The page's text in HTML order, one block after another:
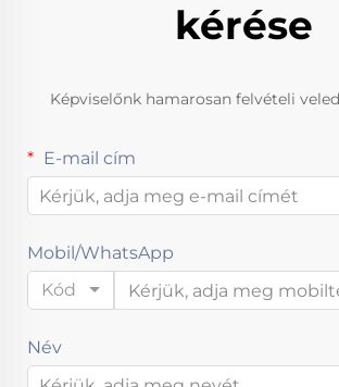
kérése
Képviselőnk hamarosan felvételi
E-mail cím
Mobil/WhatsApp
Kód
Név